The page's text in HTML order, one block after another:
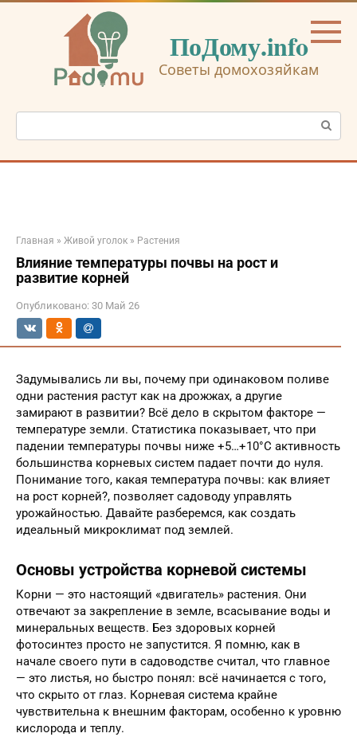
Перейти
ПоДому.info
Советы домохозяйкам
Поиск:
Главная » Живой уголок » Растения
Влияние температуры почвы на рост и
развитие корней
Опубликовано: 30 Май 26
Задумывались ли вы, почему при одинаковом поливе
одни растения растут как на дрожжах, а другие
замирают в развитии? Всё дело в скрытом факторе —
температуре земли. Статистика показывает, что при
падении температуры почвы ниже +5…+10°C активность
большинства корневых систем падает почти до нуля.
Понимание того, какая температура почвы: как влияет
на рост корней?, позволяет садоводу управлять
урожайностью. Давайте разберемся, как создать
идеальный микроклимат под землей.
Основы устройства корневой системы
Корни — это настоящий «двигатель» растения. Они
отвечают за закрепление в земле, всасывание воды и
минеральных веществ. Без здоровых корней
фотосинтез просто не запустится. Я помню, как в
начале своего пути в садоводстве считал, что главное
— это листья, но быстро понял: всё начинается с того,
что скрыто от глаз. Корневая система крайне
чувствительна к внешним факторам, особенно к уровню
кислорода и теплу.